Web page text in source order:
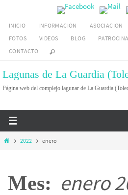
contenido
INICIO INFORMACIÓN ASOCIACION
FOTOS
VIDEOS BLOG
CONTACTO
Lagunas de La Guardia
Página web del complejo lagunar de La Guardia
Inicio2022 enero
Mes: enero